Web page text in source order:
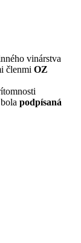
vinárstva
členmi OZ
podpísaná